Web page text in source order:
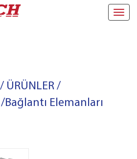
/ ÜRÜNLER /
Bağlantı Elemanları